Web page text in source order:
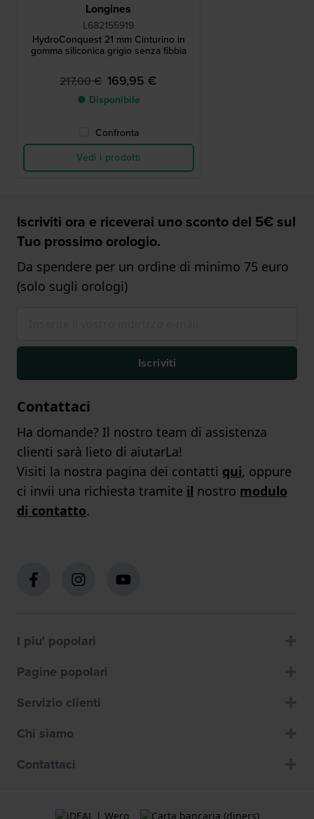
Longines
L682155919
HydroConquest 21 mm Cinturino in
gomma siliconica grigio senza fibbia
217,00 € 169,95 €
● Disponibile
Confronta
Vedi i prodotti
Iscriviti ora e riceverai uno sconto del 5€ sul
Tuo prossimo orologio.
Da spendere per un ordine di minimo 75 euro
(solo sugli orologi)
Iscriviti
Contattaci
Ha domande? Il nostro team di assistenza
clienti sarà lieto di aiutarLa!
Visiti la nostra pagina dei contatti qui, oppure
ci invii una richiesta tramite il nostro modulo
di contatto.
I piu' popolari
Pagine popolari
Servizio clienti
Chi siamo
Contattaci